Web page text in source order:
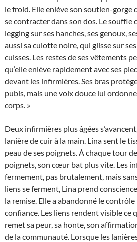
le froid. Elle enlève son soutien-gorge
se contracter dans son dos. Le souffle
legging sur ses hanches, ses genoux,
aussi sa culotte noire, qui glisse sur
cuisses. Les restes de ses vêtements
qu’elle enlève rapidement avec ses
devant les infirmières. Ses bras
pubis, mais une voix douce lui ordonne
corps. »
Deux infirmières plus âgées
lanière de cuir à la main. Lina sent le
peau de ses poignets. À chaque tour
poignets, son cœur bat plus vite. Les
fermement, pas brutalement, mais
liens se ferment, Lina prend
la remise. Elle a abandonné le
confiance. Les liens rendent visible ce
remet sa peur, sa honte, son
de la communauté. Lorsque les